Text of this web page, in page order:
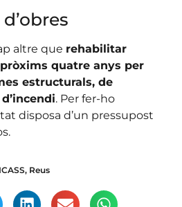
altre que rehabilitar
quatre anys per
estructurals, de
. Per fer-ho
disposa d’un pressupost
, Reus